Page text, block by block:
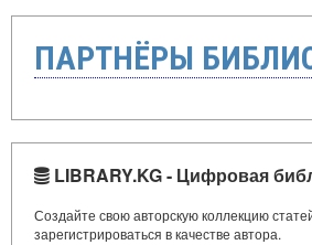
ПАРТНЁРЫ
LIBRARY.KG - Цифровая
Создайте свою авторскую коллекцию
зарегистрироваться в качестве автора.